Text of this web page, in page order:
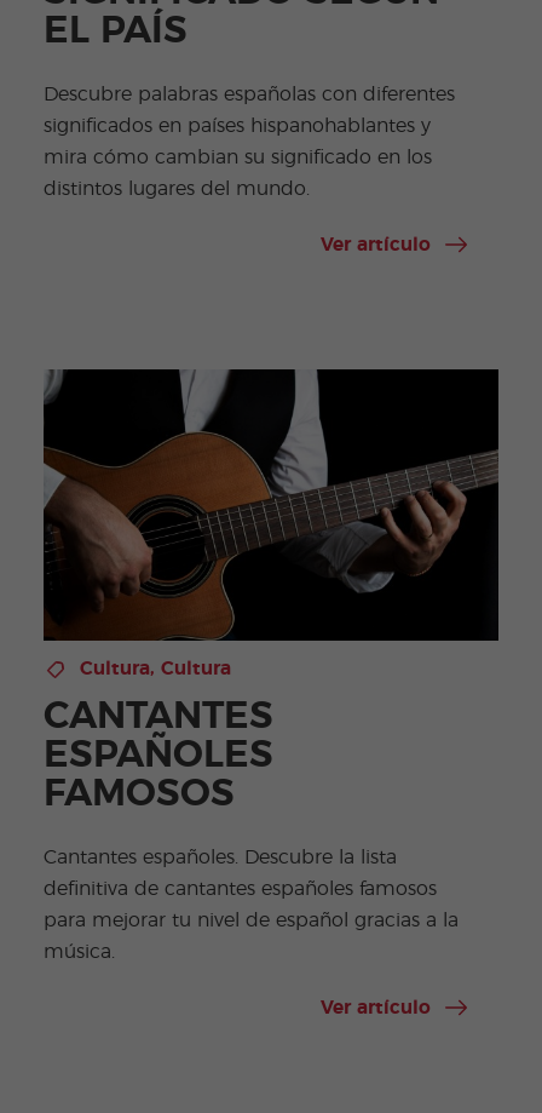
EL PAÍS
Descubre palabras españolas con diferentes
significados en países hispanohablantes y
mira cómo cambian su significado en los
distintos lugares del mundo.
Ver artículo
Cultura, Cultura
CANTANTES
ESPAÑOLES
FAMOSOS
Cantantes españoles. Descubre la lista
definitiva de cantantes españoles famosos
para mejorar tu nivel de español gracias a la
música.
Ver artículo